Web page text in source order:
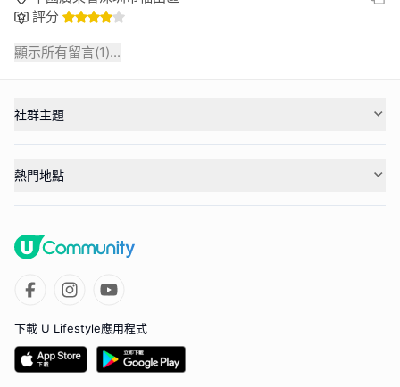
評分
顯示所有留言(1)...
社群主題
熱門地點
下載 U Lifestyle應用程式